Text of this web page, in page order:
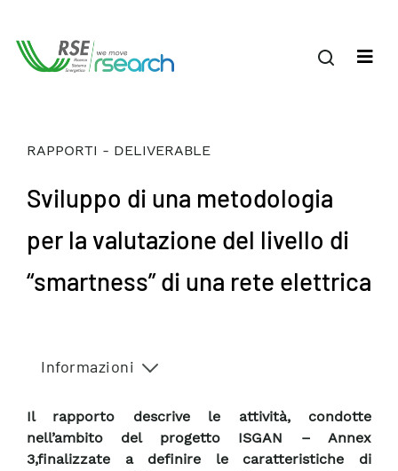
RAPPORTI - DELIVERABLE
Sviluppo di una metodologia
per la valutazione del livello di
“smartness” di una rete elettrica
Informazioni
Il rapporto descrive le attività, condotte
nell’ambito del progetto ISGAN – Annex
3,finalizzate a definire le caratteristiche di